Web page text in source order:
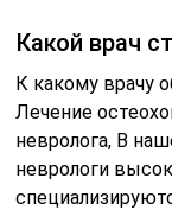
Какой врач
К какому врачу
Лечение
невролога, В
неврологи